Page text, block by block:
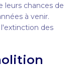
leurs chances de
à venir.
des